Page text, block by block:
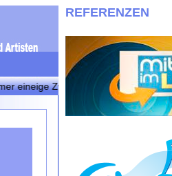
Zwillinge! Bewerbungen bitte an
REFERENZEN